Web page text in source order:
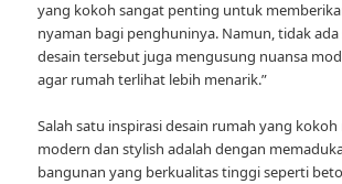
yang kokoh sangat penting untuk
nyaman bagi penghuninya. Namun, tidak ada
desain tersebut juga mengusung nuansa
agar rumah terlihat lebih menarik.”
Salah satu inspirasi desain rumah yang
modern dan stylish adalah dengan
bangunan yang berkualitas tinggi seperti